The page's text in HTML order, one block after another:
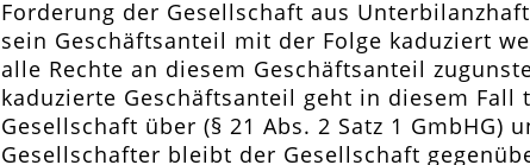
Forderung der Gesellschaft aus
sein Geschäftsanteil mit der Folge kaduziert
alle Rechte an diesem Geschäftsanteil
kaduzierte Geschäftsanteil geht in diesem Fall
Gesellschaft über (§ 21 Abs. 2 Satz 1 GmbHG)
Gesellschafter bleibt der Gesellschaft